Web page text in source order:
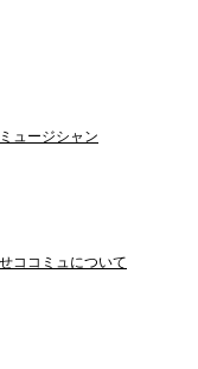
ュージシャン
ココミュについて